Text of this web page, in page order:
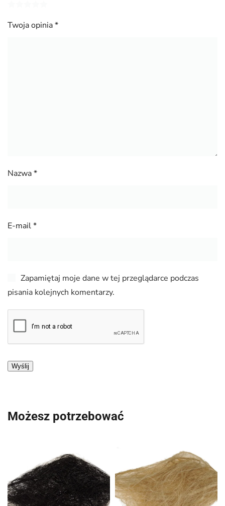
Twoja opinia*
Nazwa*
E-mail*
Zapamiętaj moje dane w tej przeglądarce podczas
pisania kolejnych komentarzy.
Możesz potrzebować